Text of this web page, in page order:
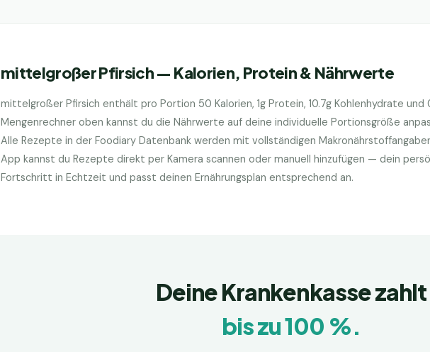
mittelgroßer Pfirsich— Kalorien, Protein & Nährwerte
mittelgroßer Pfirsich enthält pro Portion 50 Kalorien, 1g Protein, 10.7g Kohlenhydrate und
Mengenrechner oben kannst du die Nährwerte auf deine individuelle Portionsgröße
Alle Rezepte in der Foodiary Datenbank werden mit vollständigen
App kannst du Rezepte direkt per Kamera scannen oder manuell hinzufügen — dein
Fortschritt in Echtzeit und passt deinen Ernährungsplan entsprechend an.
Deine Krankenkasse zahlt
bis zu 100 %.